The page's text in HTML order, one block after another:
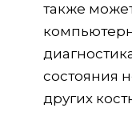
также
состояния
других